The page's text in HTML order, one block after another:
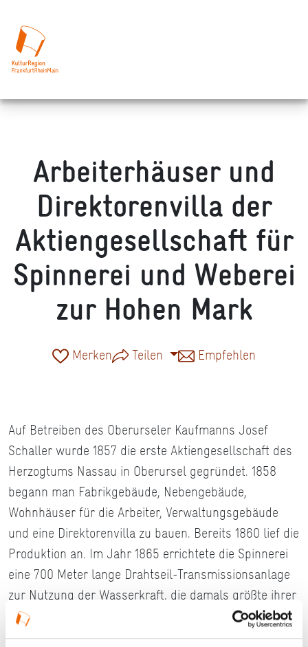
Arbeiterhäuser und
Direktorenvilla der
Aktiengesellschaft für
Spinnerei und Weberei
zur Hohen Mark
Merken Teilen Empfehlen
Auf Betreiben des Oberurseler Kaufmanns Josef
Schaller wurde 1857 die erste Aktiengesellschaft des
Herzogtums Nassau in Oberursel gegründet. 1858
begann man Fabrikgebäude, Nebengebäude,
Wohnhäuser für die Arbeiter, Verwaltungsgebäude
und eine Direktorenvilla zu bauen. Bereits 1860 lief die
Produktion an. Im Jahr 1865 errichtete die Spinnerei
eine 700 Meter lange Drahtseil-Transmissionsanlage
zur Nutzung der Wasserkraft, die damals größte ihrer
Art in Europa. Außerdem erbrachte die
Aktiengesellschaft für ihre Mitarbeiter